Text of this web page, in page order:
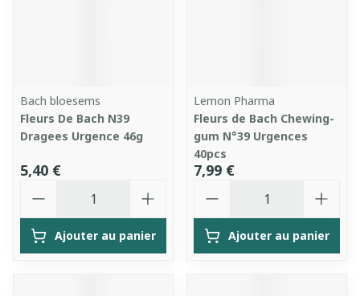
Bach bloesems
Fleurs De Bach N39
Dragees Urgence 46g
5,40 €
Ajouter au panier
Lemon Pharma
Fleurs de Bach Chewing-
gum N°39 Urgences
40pcs
7,99 €
Ajouter au panier